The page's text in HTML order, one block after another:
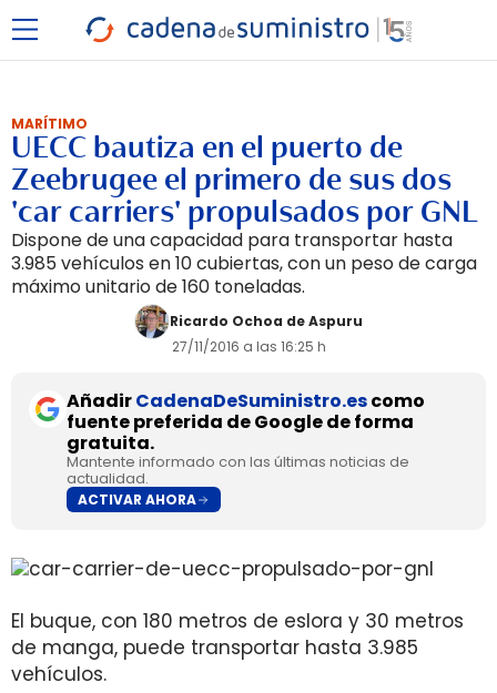
MARÍTIMO
UECC bautiza en el puerto de
Zeebrugee el primero de sus dos
'car carriers' propulsados por GNL
Dispone de una capacidad para transportar hasta
3.985 vehículos en 10 cubiertas, con un peso de carga
máximo unitario de 160 toneladas.
Ricardo Ochoa de Aspuru
27/11/2016 a las 16:25 h
AñadirCadenaDeSuministro.escomo
fuente preferida de Google de forma
gratuita.
Mantente informado con las últimas noticias de
actualidad.
ACTIVAR AHORA
El buque, con 180 metros de eslora y 30 metros
de manga, puede transportar hasta 3.985
vehículos.